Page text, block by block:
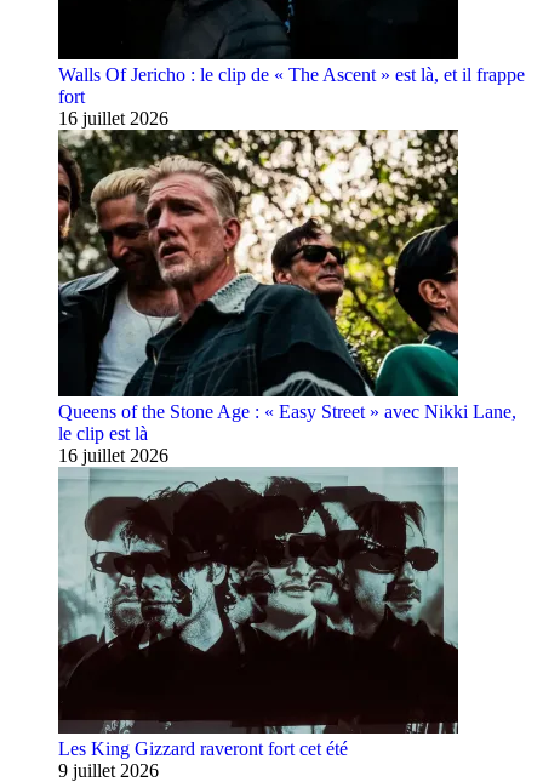
Walls Of Jericho : le clip de « The Ascent » est là, et il frappe
fort
16 juillet 2026
Queens of the Stone Age : « Easy Street » avec Nikki Lane,
le clip est là
16 juillet 2026
Les King Gizzard raveront fort cet été
9 juillet 2026